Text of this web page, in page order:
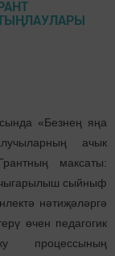
«Безнең яңа
ачык
максаты:
сыйныф
нәтиҗәләргә
өчен педагогик
процессының